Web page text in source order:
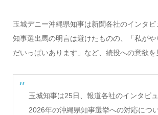
玉城デニー沖縄県知事は新聞各社のインタ
知事選出馬の明言は避けたものの、「私がや
だいっぱいあります」など、続投への意欲を
玉城知事は25日、報道各社のインタビュ
2026年の沖縄県知事選挙への対応につ